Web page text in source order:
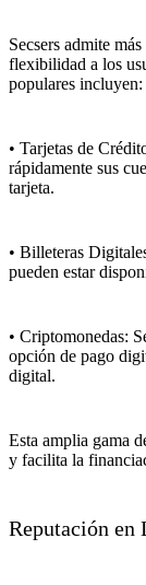
Secsers admite
flexibilidad a los
populares incluyen:
• Tarjetas de
rápidamente sus
tarjeta.
• Billeteras
pueden estar
• Criptomonedas:
opción de pago
digital.
Esta amplia gama
y facilita la
Reputación en